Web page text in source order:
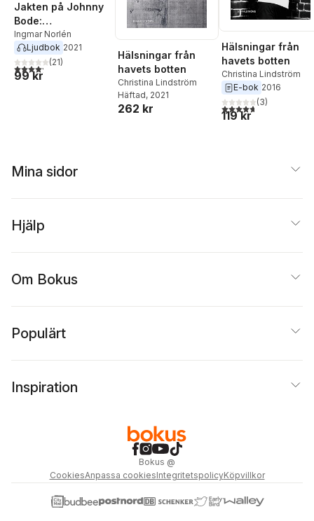
Jakten på Johnny
Bode:
skandalernas man
Ingmar Norlén
Ljudbok 2021
4,2utav 5 stjärnor. Totalt antal röster:
(21)
99 kr
Hälsningar från
havets botten
Christina Lindström
Häftad, 2021
262 kr
Hälsningar från
havets botten
Christina Lindström
E-bok 2016
4,7utav 5 stjärnor.
(3)
119 kr
Mina sidor
Hjälp
Om Bokus
Populärt
Inspiration
Bokus @
CookiesAnpassa cookiesIntegritetspolicyKöpvillkor